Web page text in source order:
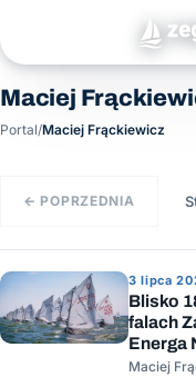
Maciej
Portal/Maciej Frąckiewicz
← POPRZEDNIA
3 lipca
Blisko
falach
Energa
Maciej